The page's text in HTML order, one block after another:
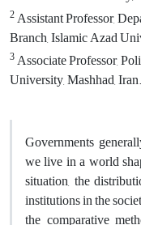
2Assistant Professor,
Branch, Islamic Azad
3Associate Professor,
University, Mashhad, Iran.
Governments
we live in a world
situation, the
institutions in the
the comparative